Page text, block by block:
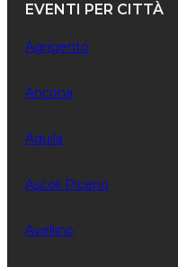
EVENTI PER CITTÀ
Agrigento
Ancona
Aquila
Ascoli Piceno
Avellino